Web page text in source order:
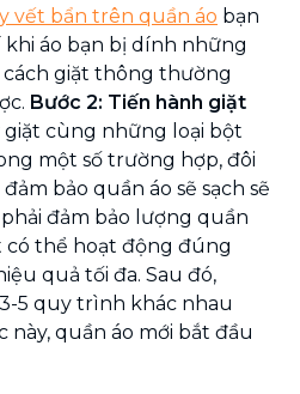
vết bẩn trên quần áo bạn
áo bạn bị dính những
giặt thông thường
Bước 2: Tiến hành giặt
giặt cùng những loại bột
một số trường hợp, đôi
bảo quần áo sẽ sạch sẽ
đảm bảo lượng quần
có thể hoạt động đúng
quả tối đa. Sau đó,
5 quy trình khác nhau
này, quần áo mới bắt đầu